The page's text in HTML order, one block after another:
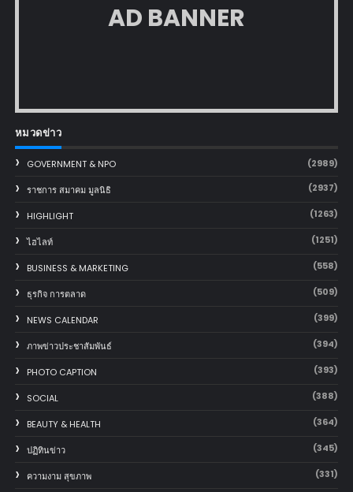
AD BANNER
หมวดข่าว
GOVERNMENT & NPO (2989)
ราชการ สมาคม มูลนิธิ (2937)
HIGHLIGHT (1263)
ไฮไลท์ (1251)
BUSINESS & MARKETING (558)
ธุรกิจ การตลาด (509)
NEWS CALENDAR (399)
ภาพข่าวประชาสัมพันธ์ (394)
PHOTO CAPTION (393)
SOCIAL (388)
BEAUTY & HEALTH (364)
ปฏิทินข่าว (345)
ความงาม สุขภาพ (331)